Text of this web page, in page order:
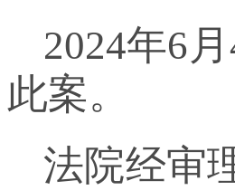
2024年6
此案。
法院经审